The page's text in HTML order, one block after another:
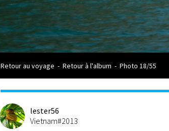
Retour au voyage - Retour à l'album - Photo 18/55
lester56
Vietnam#2013